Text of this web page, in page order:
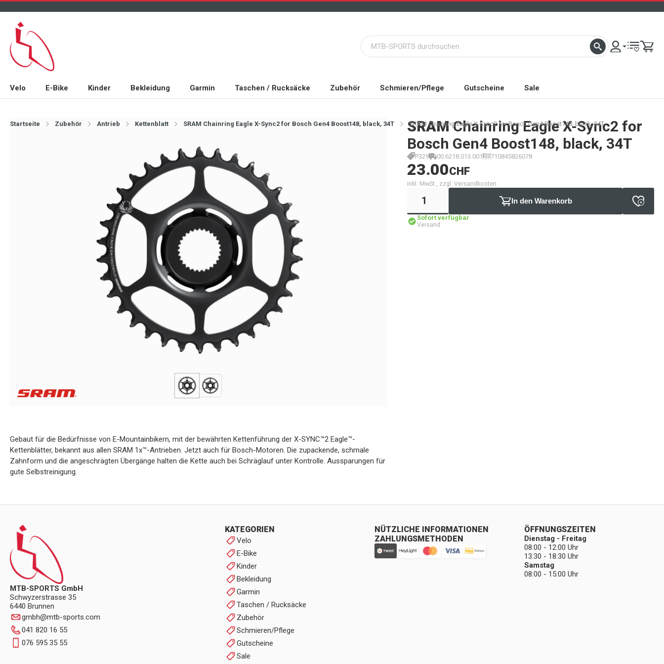
Velo E-Bike Kinder Bekleidung Garmin Taschen / Rucksäcke Zubehör Schmieren/Pflege Gutscheine Sale
Startseite Zubehör Antrieb Kettenblatt SRAM Chainring Eagle X-Sync2 for Bosch Gen4 Boost148, black, 34T SRAM Chainring Eagle X-Sync2 for Bosch Gen4 Boost148, black, 34T
SRAM Chainring Eagle X-Sync2 for
Bosch Gen4 Boost148, black, 34T
P329 00.6218.013.001 710845826078
23.00CHF
inkl. MwSt., zzgl. Versandkosten
In den Warenkorb
Sofort verfügbar
Versand
Gebaut für die Bedürfnisse von E-Mountainbikern, mit der bewährten Kettenführung der X-SYNC™2 Eagle™-
Kettenblätter, bekannt aus allen SRAM 1x™-Antrieben. Jetzt auch für Bosch-Motoren. Die zupackende, schmale
Zahnform und die angeschrägten Übergänge halten die Kette auch bei Schräglauf unter Kontrolle. Aussparungen für
gute Selbstreinigung.
MTB-SPORTS GmbH
Schwyzerstrasse 35
6440 Brunnen
gmbh@mtb-sports.com
041 820 16 55
076 595 35 55
KATEGORIEN
Velo
E-Bike
Kinder
Bekleidung
Garmin
Taschen / Rucksäcke
Zubehör
Schmieren/Pflege
Gutscheine
Sale
NÜTZLICHE INFORMATIONEN
ZAHLUNGSMETHODEN
ÖFFNUNGSZEITEN
Dienstag - Freitag
08:00 - 12:00 Uhr
13:30 - 18:30 Uhr
Samstag
08:00 - 15:00 Uhr